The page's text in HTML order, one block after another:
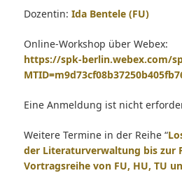
Dozentin: Ida Bentele(FU)
Online-Workshop über Webex:
https://spk-berlin.webex.com/
Eine Anmeldung ist nicht
Weitere Termine in der Reihe “
der Literaturverwaltung bis zur
Vortragsreihe von FU, HU, TU